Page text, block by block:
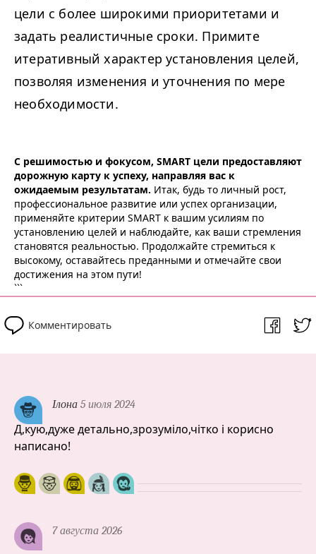
цели с более широкими приоритетами и
задать реалистичные сроки. Примите
итеративный характер установления целей,
позволяя изменения и уточнения по мере
необходимости.
С решимостью и фокусом, SMART цели предоставляют
дорожную карту к успеху, направляя вас к
ожидаемым результатам. Итак, будь то личный рост,
профессиональное развитие или успех организации,
применяйте критерии SMART к вашим усилиям по
установлению целей и наблюдайте, как ваши стремления
становятся реальностью. Продолжайте стремиться к
высокому, оставайтесь преданными и отмечайте свои
достижения на этом пути!
```
Комментировать
Ілона 5 июля 2024
Д,кую,дуже детально,зрозуміло,чітко і корисно
написано!
7 августа 2026